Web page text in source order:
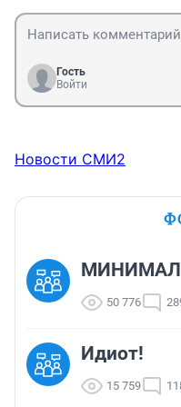
Гость
Войти
Новости СМИ2
50 776
Идиот!
15 759